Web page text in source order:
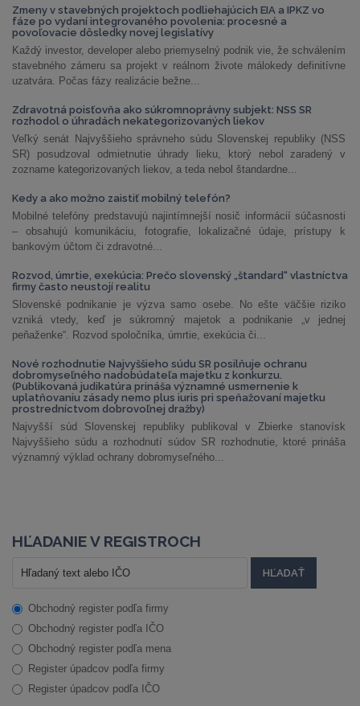
Zmeny v stavebných projektoch podliehajúcich EIA a IPKZ vo
fáze po vydaní integrovaného povolenia: procesné a
povoľovacie dôsledky novej legislatívy
Každý investor, developer alebo priemyselný podnik vie, že schválením
stavebného zámeru sa projekt v reálnom živote málokedy definitívne
uzatvára. Počas fázy realizácie bežne...
Zdravotná poisťovňa ako súkromnoprávny subjekt: NSS SR
rozhodol o úhradách nekategorizovaných liekov
Veľký senát Najvyššieho správneho súdu Slovenskej republiky (NSS
SR) posudzoval odmietnutie úhrady lieku, ktorý nebol zaradený v
zozname kategorizovaných liekov, a teda nebol štandardne...
Kedy a ako možno zaistiť mobilný telefón?
Mobilné telefóny predstavujú najintímnejší nosič informácií súčasnosti
– obsahujú komunikáciu, fotografie, lokalizačné údaje, prístupy k
bankovým účtom či zdravotné...
Rozvod, úmrtie, exekúcia: Prečo slovenský „štandard“ vlastníctva
firmy často neustojí realitu
Slovenské podnikanie je výzva samo osebe. No ešte väčšie riziko
vzniká vtedy, keď je súkromný majetok a podnikanie „v jednej
peňaženke“. Rozvod spoločníka, úmrtie, exekúcia či...
Nové rozhodnutie Najvyššieho súdu SR posilňuje ochranu
dobromyseľného nadobúdateľa majetku z konkurzu.
(Publikovaná judikatúra prináša významné usmernenie k
uplatňovaniu zásady nemo plus iuris pri speňažovaní majetku
prostredníctvom dobrovoľnej dražby)
Najvyšší súd Slovenskej republiky publikoval v Zbierke stanovísk
Najvyššieho súdu a rozhodnutí súdov SR rozhodnutie, ktoré prináša
významný výklad ochrany dobromyseľného...
HĽADANIE V REGISTROCH
Obchodný register podľa firmy
Obchodný register podľa IČO
Obchodný register podľa mena
Register úpadcov podľa firmy
Register úpadcov podľa IČO